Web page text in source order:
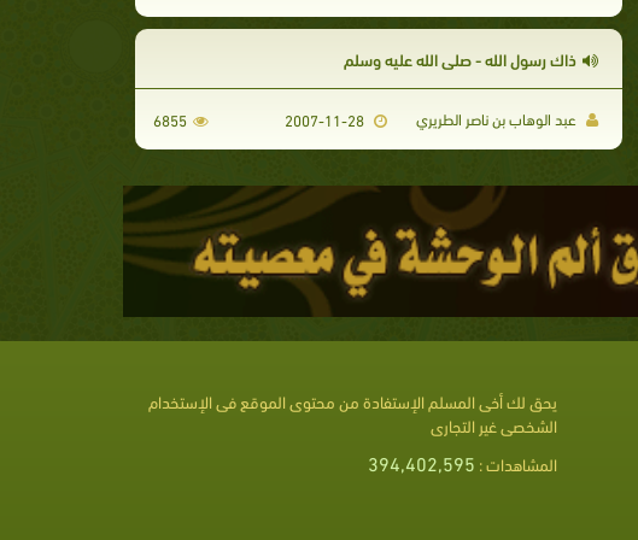
ذاك رسول الله - صلى الله عليه وسلم
عبد الوهاب بن ناصر الطريري 2007-11-28
6855
يحق لك أخى المسلم الإستفادة من محتوى الموقع فى الإستخدام
الشخصى غير التجارى
المشاهدات : 394,402,595